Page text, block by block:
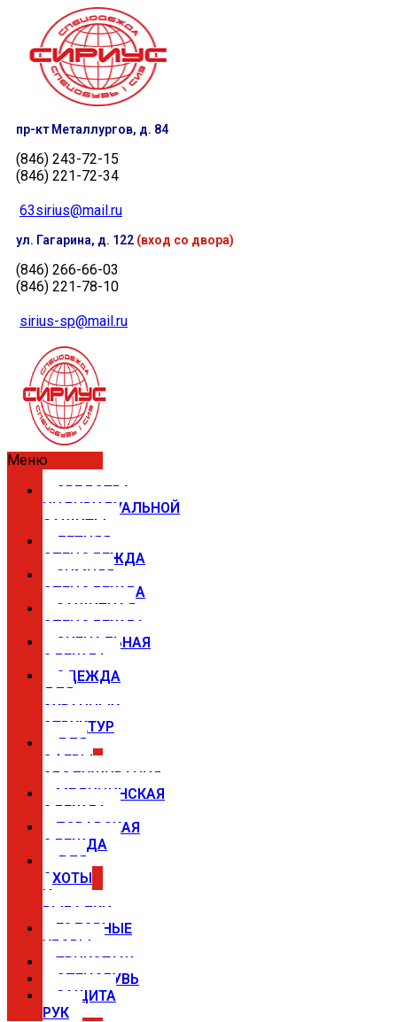
пр-кт Металлургов, д. 84
(846) 243-72-15
(846) 221-72-34
63sirius@mail.ru
ул. Гагарина, д. 122 (вход со двора)
(846) 266-66-03
(846) 221-78-10
sirius-sp@mail.ru
Меню
СРЕДСТВА
ИНДИВИДУАЛЬНОЙ
ЗАЩИТЫ
ЛЕТНЯЯ
СПЕЦОДЕЖДА
ЗИМНЯЯ
СПЕЦОДЕЖДА
ЗАЩИТНАЯ
СПЕЦОДЕЖДА
СИГНАЛЬНАЯ
ОДЕЖДА
ОДЕЖДА
ДЛЯ
ОХРАННЫХ
СТРУКТУР
ДЛЯ
СФЕРЫ
ОБСЛУЖИВАНИЯ
МЕДИЦИНСКАЯ
ОДЕЖДА
ПОВАРСКАЯ
ОДЕЖДА
ДЛЯ
ОХОТЫ
И
РЫБАЛКИ
ГОЛОВНЫЕ
УБОРЫ
ТРИКОТАЖ
СПЕЦОБУВЬ
ЗАЩИТА
РУК